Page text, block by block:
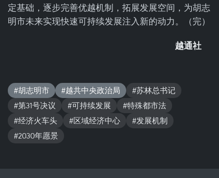
定基础，逐步完善优越机制，拓展发展空间，为胡志
明市未来实现快速可持续发展注入新的动力。（完）
越通社
#胡志明市 #越共中央政治局
#苏林总书记
#第31号决议
#可持续发展
#特殊都市法
#经济火车头
#区域经济中心
#发展机制
#2030年愿景